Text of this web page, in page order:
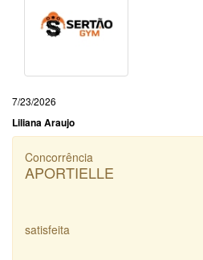
7/23/2026
Liliana Araujo
Concorrência
APORTIELLE
satisfeita